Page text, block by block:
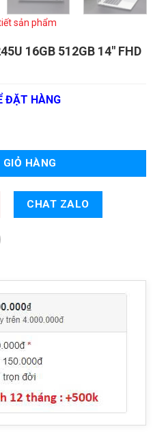
sản phẩm
16GB 512GB 14" FHD
ĐẶT HÀNG
HÀNG
CHAT ZALO